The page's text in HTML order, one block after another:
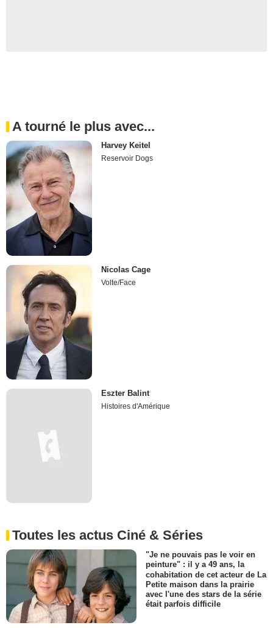
A tourné le plus avec...
Harvey Keitel
Reservoir Dogs
Nicolas Cage
Volte/Face
Eszter Balint
Histoires d'Amérique
Toutes les actus Ciné & Séries
"Je ne pouvais pas le voir en
peinture" : il y a 49 ans, la
cohabitation de cet acteur de La
Petite maison dans la prairie
avec l'une des stars de la série
était parfois difficile